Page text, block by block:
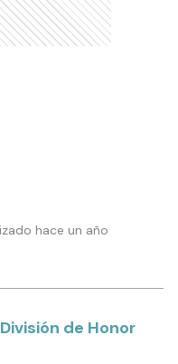
hace un año
de Honor